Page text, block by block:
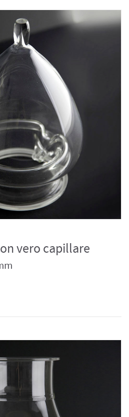
vero capillare